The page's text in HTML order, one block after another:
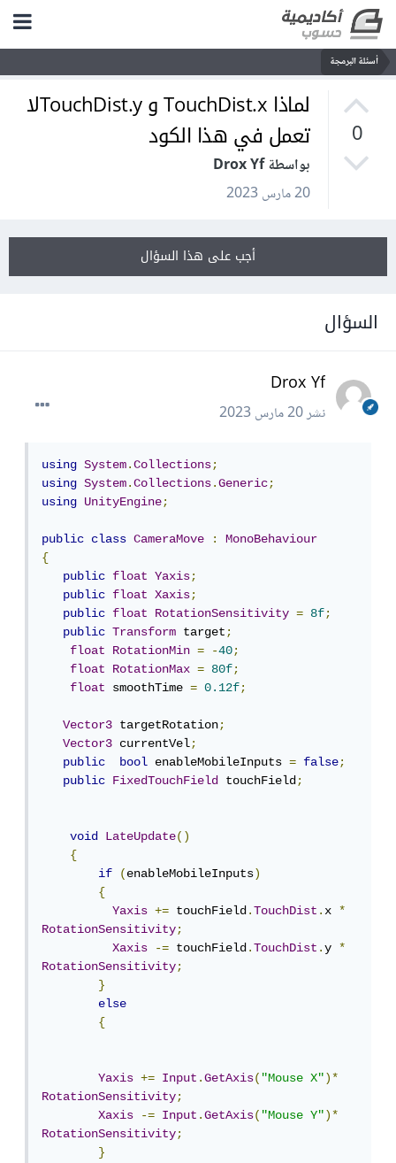
أسئلة البرمجة
0
لماذا TouchDist.x و TouchDist.yلا
تعمل في هذا الكود
بواسطة Drox Yf
20 مارس 2023
أجب على هذا السؤال
السؤال
Drox Yf
نشر20 مارس 2023
using System.Collections;
using
System.Collections.Generic;
using
UnityEngine;
public class CameraMove :
MonoBehaviour
{
public
float Yaxis;
public
float Xaxis;
public
float RotationSensitivity = 8f;
public
Transform target;
float
RotationMin = -40;
float
RotationMax = 80f;
float
smoothTime = 0.12f;
Vector3 targetRotation;
Vector3 currentVel;
public
bool enableMobileInputs = false;
public
FixedTouchField touchField;
void LateUpdate()
{
if
(enableMobileInputs)
{
Yaxis
+= touchField.TouchDist.x *
RotationSensitivity;
Xaxis
-= touchField.TouchDist.y *
RotationSensitivity;
}
else
{
Yaxis += Input.GetAxis("Mouse X")*
RotationSensitivity;
Xaxis
-= Input.GetAxis("Mouse Y")*
RotationSensitivity;
}